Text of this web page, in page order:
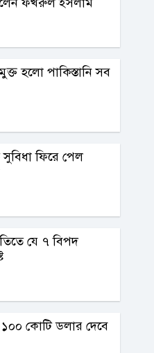
হলো পাকিস্তানি সব
ফিরে পেল
যে ৭ বিপদ
১০০ কোটি ডলার দেবে